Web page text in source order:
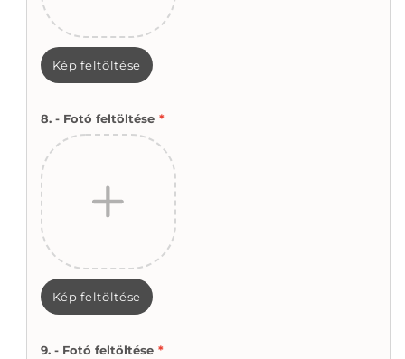
Kép feltöltése
8. - Fotó feltöltése *
Kép feltöltése
9. - Fotó feltöltése *